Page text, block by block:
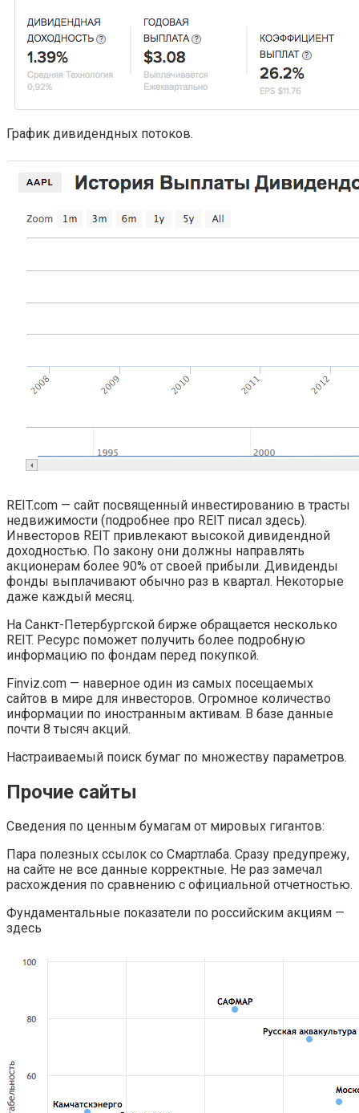
График дивидендных потоков.
REIT.com — сайт посвященный инвестированию в трасты
недвижимости (подробнее про REIT писал здесь).
Инвесторов REIT привлекают высокой дивидендной
доходностью. По закону они должны направлять
акционерам более 90% от своей прибыли. Дивиденды
фонды выплачивают обычно раз в квартал. Некоторые
даже каждый месяц.
На Санкт-Петербургской бирже обращается несколько
REIT. Ресурс поможет получить более подробную
информацию по фондам перед покупкой.
Finviz.com — наверное один из самых посещаемых
сайтов в мире для инвесторов. Огромное количество
информации по иностранным активам. В базе данные
почти 8 тысяч акций.
Настраиваемый поиск бумаг по множеству параметров.
Прочие сайты
Сведения по ценным бумагам от мировых гигантов:
Пара полезных ссылок со Смартлаба. Сразу предупрежу,
на сайте не все данные корректные. Не раз замечал
расхождения по сравнению с официальной отчетностью.
Фундаментальные показатели по российским акциям —
здесь